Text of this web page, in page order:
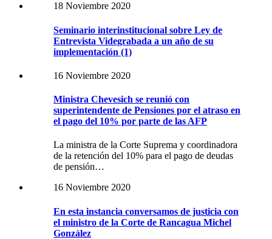
18 Noviembre 2020
Seminario interinstitucional sobre Ley de
Entrevista Videgrabada a un año de su
implementación (1)
16 Noviembre 2020
Ministra Chevesich se reunió con
superintendente de Pensiones por el atraso en
el pago del 10% por parte de las AFP
La ministra de la Corte Suprema y coordinadora
de la retención del 10% para el pago de deudas
de pensión…
16 Noviembre 2020
En esta instancia conversamos de justicia con
el ministro de la Corte de Rancagua Michel
González